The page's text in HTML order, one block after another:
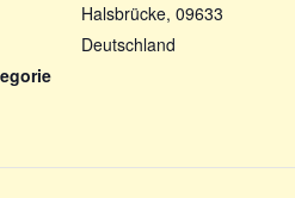
Halsbrücke, 09633
Deutschland